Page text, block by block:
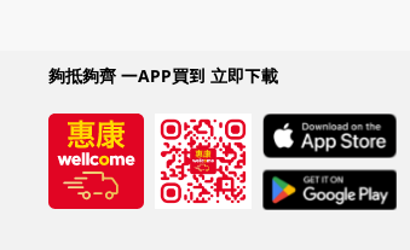
夠抵夠齊 一APP買到 立即下載